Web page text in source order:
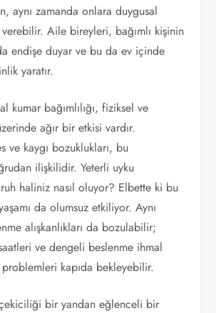
aynı zamanda onlara duygusal
Aile bireyleri, bağımlı kişinin
endişe duyar ve bu da ev içinde
yaratır.
kumar bağımlılığı, fiziksel ve
ağır bir etkisi vardır.
ve kaygı bozuklukları, bu
ilişkilidir. Yeterli uyku
ruh haliniz nasıl oluyor? Elbette ki bu
da olumsuz etkiliyor. Aynı
alışkanlıkları da bozulabilir;
ve dengeli beslenme ihmal
kapıda bekleyebilir.
bir yandan eğlenceli bir